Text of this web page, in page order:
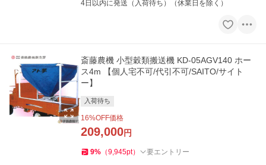
4日以内に発送（入荷待ち）（休業日を除く）
斎藤農機 小型穀類搬送機 KD-05AGV140 ホー
ス4m 【個人宅不可/代引不可/SAITO/サイト
ー】
入荷待ち
16%OFF価格
209,000円
9% （9,945pt） 要エントリー